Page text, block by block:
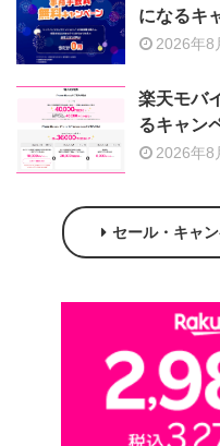
になるキ
2026年8
楽天モバ
るキャン
2026年8
セール・キャ